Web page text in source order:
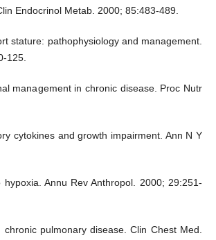
Endocrinol Metab. 2000; 85:483-489.
stature: pathophysiology and management.
125.
management in chronic disease. Proc Nutr
cytokines and growth impairment. Ann N Y
Annu Rev Anthropol. 2000; 29:251-
pulmonary disease. Clin Chest Med.